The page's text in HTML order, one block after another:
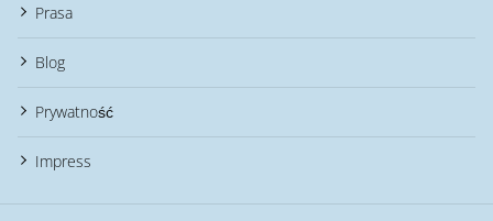
Prasa
Blog
Prywatność
Impress